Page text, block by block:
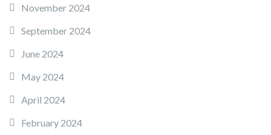
November 2024
September 2024
June 2024
May 2024
April 2024
February 2024